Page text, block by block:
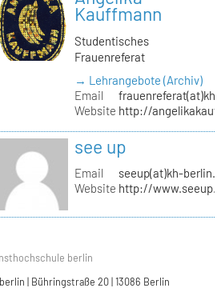
Kauffmann
Studentisches
Frauenreferat
→ Lehrangebote (Archiv)
Email
Website http://
see up
Email
seeup(at)kh-
Website http://
berlin
| Bühringstraße 20 | 13086 Berlin